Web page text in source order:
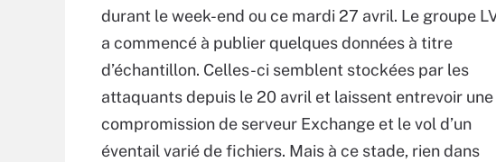
durant le week-end ou ce mardi 27 avril. Le groupe
a commencé à publier quelques données à titre
d’échantillon. Celles-ci semblent stockées par les
attaquants depuis le 20 avril et laissent entrevoir une
compromission de serveur Exchange et le vol d’un
éventail varié de fichiers. Mais à ce stade, rien dans